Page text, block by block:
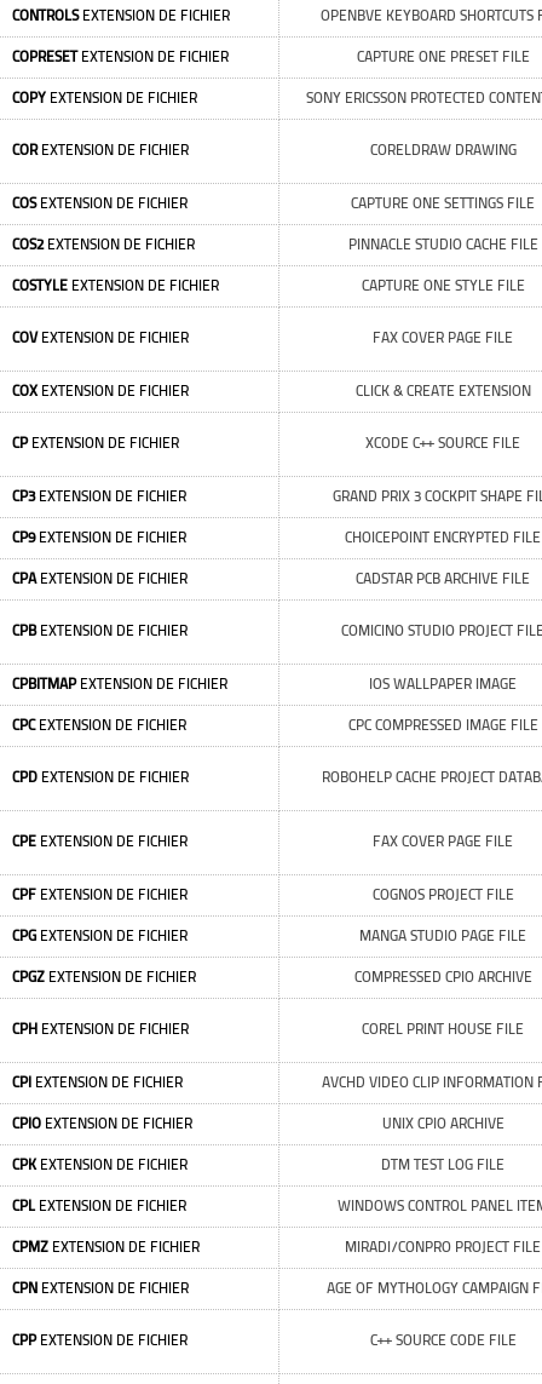
CONTROLSEXTENSION DE FICHIER OPENBVE KEYBOARD SHORTCUTS
COPRESETEXTENSION DE FICHIER CAPTURE ONE PRESET FILE
COPY EXTENSION DE FICHIER SONY ERICSSON PROTECTED
COREXTENSION DE FICHIER CORELDRAW DRAWING
COSEXTENSION DE FICHIER CAPTURE ONE SETTINGS FILE
COS2EXTENSION DE FICHIER PINNACLE STUDIO CACHE FILE
COSTYLE EXTENSION DE FICHIER CAPTURE ONE STYLE FILE
COVEXTENSION DE FICHIER FAX COVER PAGE FILE
COXEXTENSION DE FICHIER CLICK & CREATE EXTENSION
CPEXTENSION DE FICHIER XCODE C++ SOURCE FILE
CP3EXTENSION DE FICHIER GRAND PRIX 3 COCKPIT SHAPE
CP9EXTENSION DE FICHIER CHOICEPOINT ENCRYPTED FILE
CPAEXTENSION DE FICHIER CADSTAR PCB ARCHIVE FILE
CPBEXTENSION DE FICHIER COMICINO STUDIO PROJECT
CPBITMAPEXTENSION DE FICHIER IOS WALLPAPER IMAGE
CPCEXTENSION DE FICHIER CPC COMPRESSED IMAGE FILE
CPD EXTENSION DE FICHIER ROBOHELP CACHE PROJECT
CPE EXTENSION DE FICHIER FAX COVER PAGE FILE
CPF EXTENSION DE FICHIER COGNOS PROJECT FILE
CPG EXTENSION DE FICHIER MANGA STUDIO PAGE FILE
CPGZ EXTENSION DE FICHIER COMPRESSED CPIO ARCHIVE
CPH EXTENSION DE FICHIER COREL PRINT HOUSE FILE
CPI EXTENSION DE FICHIER AVCHD VIDEO CLIP INFORMATION
CPIO EXTENSION DE FICHIER UNIX CPIO ARCHIVE
CPKEXTENSION DE FICHIER DTM TEST LOG FILE
CPLEXTENSION DE FICHIER WINDOWS CONTROL PANEL
CPMZ EXTENSION DE FICHIER MIRADI/CONPRO PROJECT FILE
CPN EXTENSION DE FICHIER AGE OF MYTHOLOGY CAMPAIGN
CPPEXTENSION DE FICHIER C++ SOURCE CODE FILE